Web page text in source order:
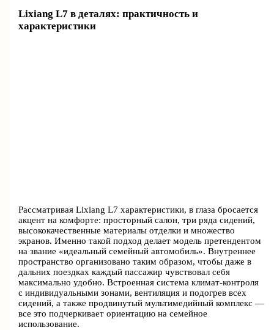
Lixiang L7 в деталях: практичность и
характеристики
Рассматривая Lixiang L7 характеристики, в глаза бросается
акцент на комфорте: просторный салон, три ряда сидений,
высококачественные материалы отделки и множество
экранов. Именно такой подход делает модель претендентом
на звание «идеальный семейный автомобиль». Внутреннее
пространство организовано таким образом, чтобы даже в
дальних поездках каждый пассажир чувствовал себя
максимально удобно. Встроенная система климат-контроля
с индивидуальными зонами, вентиляция и подогрев всех
сидений, а также продвинутый мультимедийный комплекс —
все это подчеркивает ориентацию на семейное
использование.